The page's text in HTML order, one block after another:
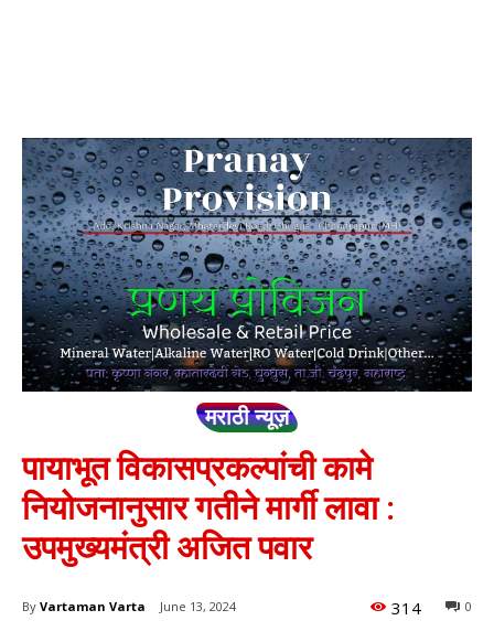
मराठी न्यूज़
पायाभूत विकासप्रकल्पांची कामे
नियोजनानुसार गतीने मार्गी लावा :
उपमुख्यमंत्री अजित पवार
By Vartaman Varta June 13, 2024 0
314